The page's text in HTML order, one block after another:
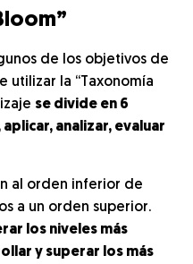
de los objetivos de
utilizar la “Taxonomía
se divide en 6
analizar, evaluar
al orden inferior de
a un orden superior.
los niveles más
y superar los más